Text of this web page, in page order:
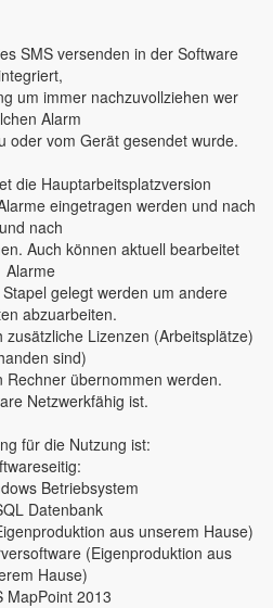
SMS versenden in der Software
um immer nachzuvollziehen wer
Alarm
oder vom Gerät gesendet wurde.
die Hauptarbeitsplatzversion
eingetragen werden und nach
und nach
Auch können aktuell bearbeitet
Alarme
gelegt werden um andere
abzuarbeiten.
Lizenzen (Arbeitsplätze)
sind)
übernommen werden.
Netzwerkfähig ist.
für die Nutzung ist:
Betriebsystem
Datenbank
aus unserem Hause)
(Eigenproduktion aus
Hause)
MapPoint 2013